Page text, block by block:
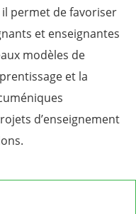
permet de favoriser
et enseignantes
modèles de
et la
d’enseignement